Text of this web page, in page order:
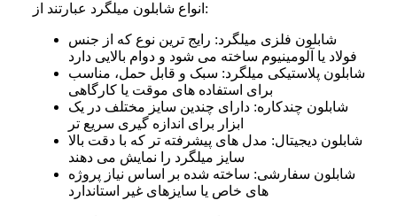
انواع شابلون میلگرد عبارتند از:
شابلون فلزی میلگرد: رایج ترین نوع که از جنس
فولاد یا آلومینیوم ساخته می شود و دوام بالایی دارد
شابلون پلاستیکی میلگرد: سبک و قابل حمل، مناسب
برای استفاده های موقت یا کارگاهی
شابلون چندکاره: دارای چندین سایز مختلف در یک
ابزار برای اندازه گیری سریع تر
شابلون دیجیتال: مدل های پیشرفته تر که با دقت بالا
سایز میلگرد را نمایش می دهند
شابلون سفارشی: ساخته شده بر اساس نیاز پروژه
های خاص یا سایزهای غیر استاندارد